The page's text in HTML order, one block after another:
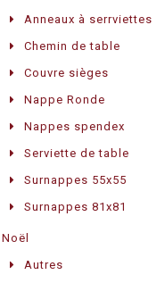
Anneaux à serrviettes
Chemin de table
Couvre sièges
Nappe Ronde
Nappes spendex
Serviette de table
Surnappes 55x55
Surnappes 81x81
Noël
Autres